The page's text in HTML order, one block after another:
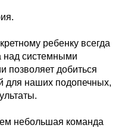
ребенку всегда
над системными
позволяет добиться
для наших подопечных,
небольшая команда